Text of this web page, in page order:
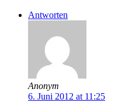
Antworten
Anonym
6. Juni 2012 at 11:25